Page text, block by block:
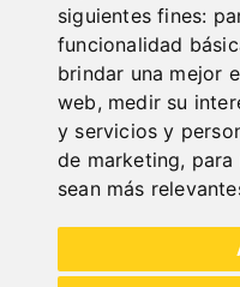
siguientes fines:
funcionalidad
brindar una mejor
web, medir su
y servicios y
de marketing, para
sean más
NEW